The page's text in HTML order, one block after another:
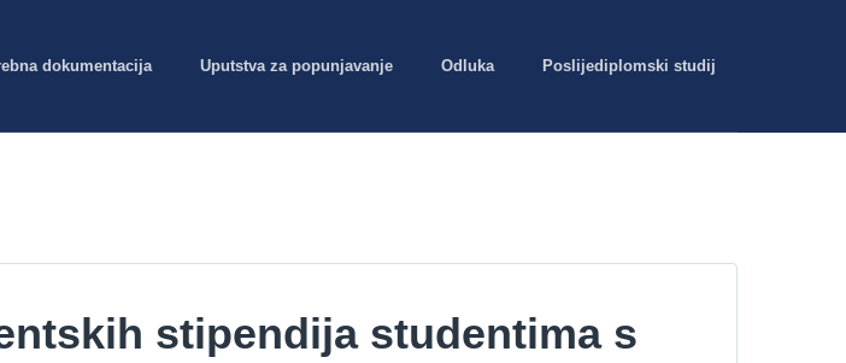
dokumentacija Uputstva za popunjavanje Odluka Poslijediplomski studij
stipendija studentima s